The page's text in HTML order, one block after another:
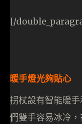
[/
暖手燈光夠貼心
拐杖設有智能暖
們雙手容易冰冷